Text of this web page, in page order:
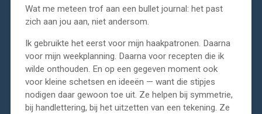
Wat me meteen trof aan een bullet journal: het past
zich aan jou aan, niet andersom.
Ik gebruikte het eerst voor mijn haakpatronen. Daarna
voor mijn weekplanning. Daarna voor recepten die ik
wilde onthouden. En op een gegeven moment ook
voor kleine schetsen en ideeën — want die stipjes
nodigen daar gewoon toe uit. Ze helpen bij symmetrie,
bij handlettering, bij het uitzetten van een tekening. Ze